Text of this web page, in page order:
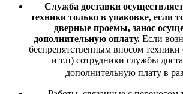
Служба доставки
техники только в упаковке, если
дверные проемы, занос
дополнительную оплату. Если
беспрепятственным вносом
и т.п) сотрудники службы
дополнительную плату в